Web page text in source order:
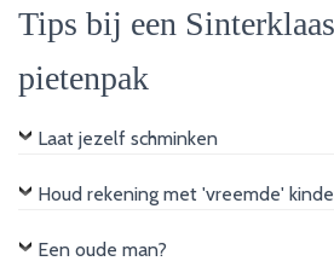
Tips bij een
pietenpak
Laat jezelf schminken
Houd rekening met 'vreemde'
Een oude man?